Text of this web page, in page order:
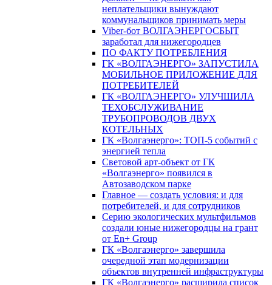
неплательщики вынуждают
коммунальщиков принимать меры
Viber-бот ВОЛГАЭНЕРГОСБЫТ
заработал для нижегородцев
ПО ФАКТУ ПОТРЕБЛЕНИЯ
ГК «ВОЛГАЭНЕРГО» ЗАПУСТИЛА
МОБИЛЬНОЕ ПРИЛОЖЕНИЕ ДЛЯ
ПОТРЕБИТЕЛЕЙ
ГК «ВОЛГАЭНЕРГО» УЛУЧШИЛА
ТЕХОБСЛУЖИВАНИЕ
ТРУБОПРОВОДОВ ДВУХ
КОТЕЛЬНЫХ
ГК «Волгаэнерго»: ТОП-5 событий с
энергией тепла
Световой арт-объект от ГК
«Волгаэнерго» появился в
Автозаводском парке
Главное — создать условия: и для
потребителей, и для сотрудников
Серию экологических мультфильмов
создали юные нижегородцы на грант
от En+ Group
ГК «Волгаэнерго» завершила
очередной этап модернизации
объектов внутренней инфраструктуры
ГК «Волгаэнерго» расширила список